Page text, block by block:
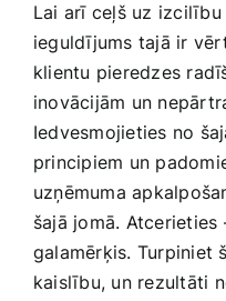
Lai arī ceļš uz
ieguldījums tajā ir
klientu pieredzes
inovācijām un
Iedvesmojieties no
principiem un
uzņēmuma
šajā jomā.
galamērķis. Turpiniet‍
kaislību, un ​rezultāti